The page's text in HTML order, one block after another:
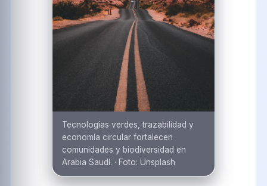
Tecnologías verdes, trazabilidad y
economía circular fortalecen
comunidades y biodiversidad en
Arabia Saudí. · Foto: Unsplash